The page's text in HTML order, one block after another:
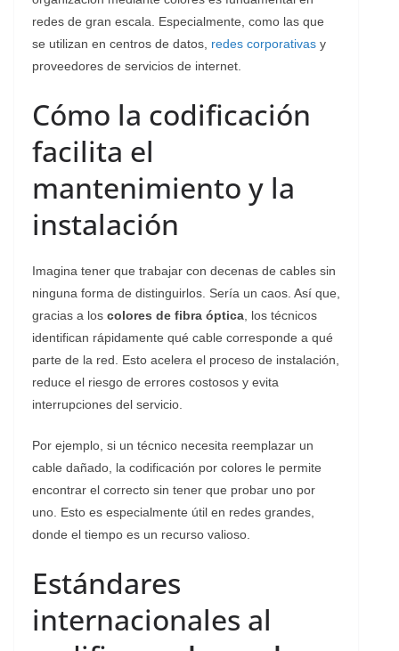
redes de gran escala. Especialmente, como las que
se utilizan en centros de datos, redes corporativas y
proveedores de servicios de internet.
Cómo la codificación
facilita el
mantenimiento y la
instalación
Imagina tener que trabajar con decenas de cables sin
ninguna forma de distinguirlos. Sería un caos. Así que,
gracias a los colores de fibra óptica , los técnicos
identifican rápidamente qué cable corresponde a qué
parte de la red. Esto acelera el proceso de instalación,
reduce el riesgo de errores costosos y evita
interrupciones del servicio.
Por ejemplo, si un técnico necesita reemplazar un
cable dañado, la codificación por colores le permite
encontrar el correcto sin tener que probar uno por
uno. Esto es especialmente útil en redes grandes,
donde el tiempo es un recurso valioso.
Estándares
internacionales al